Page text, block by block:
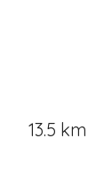
13.5 km